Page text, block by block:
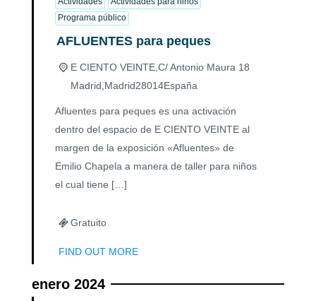
Programa público
AFLUENTES para peques
E CIENTO VEINTE,C/ Antonio Maura 18
Madrid,Madrid28014España
Afluentes para peques es una activación
dentro del espacio de E CIENTO VEINTE al
margen de la exposición «Afluentes» de
Emilio Chapela a manera de taller para niños
el cual tiene […]
Gratuito
FIND OUT MORE
enero 2024